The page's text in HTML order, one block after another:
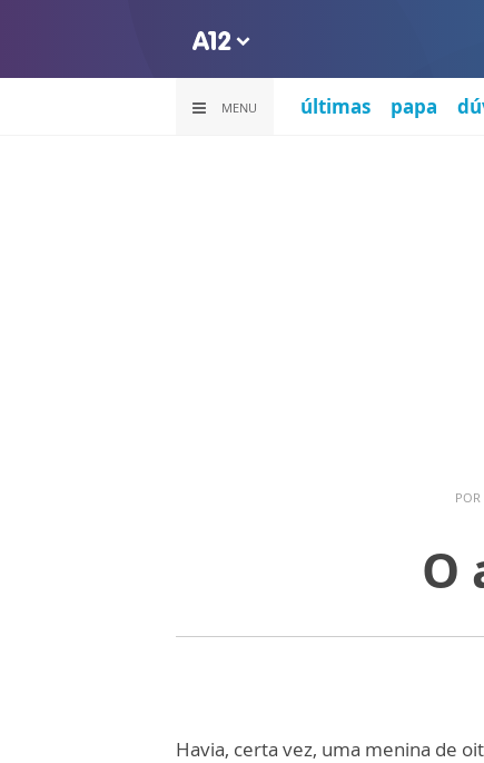
MENU últimas papa
POR
O
Havia, certa vez, uma menina de